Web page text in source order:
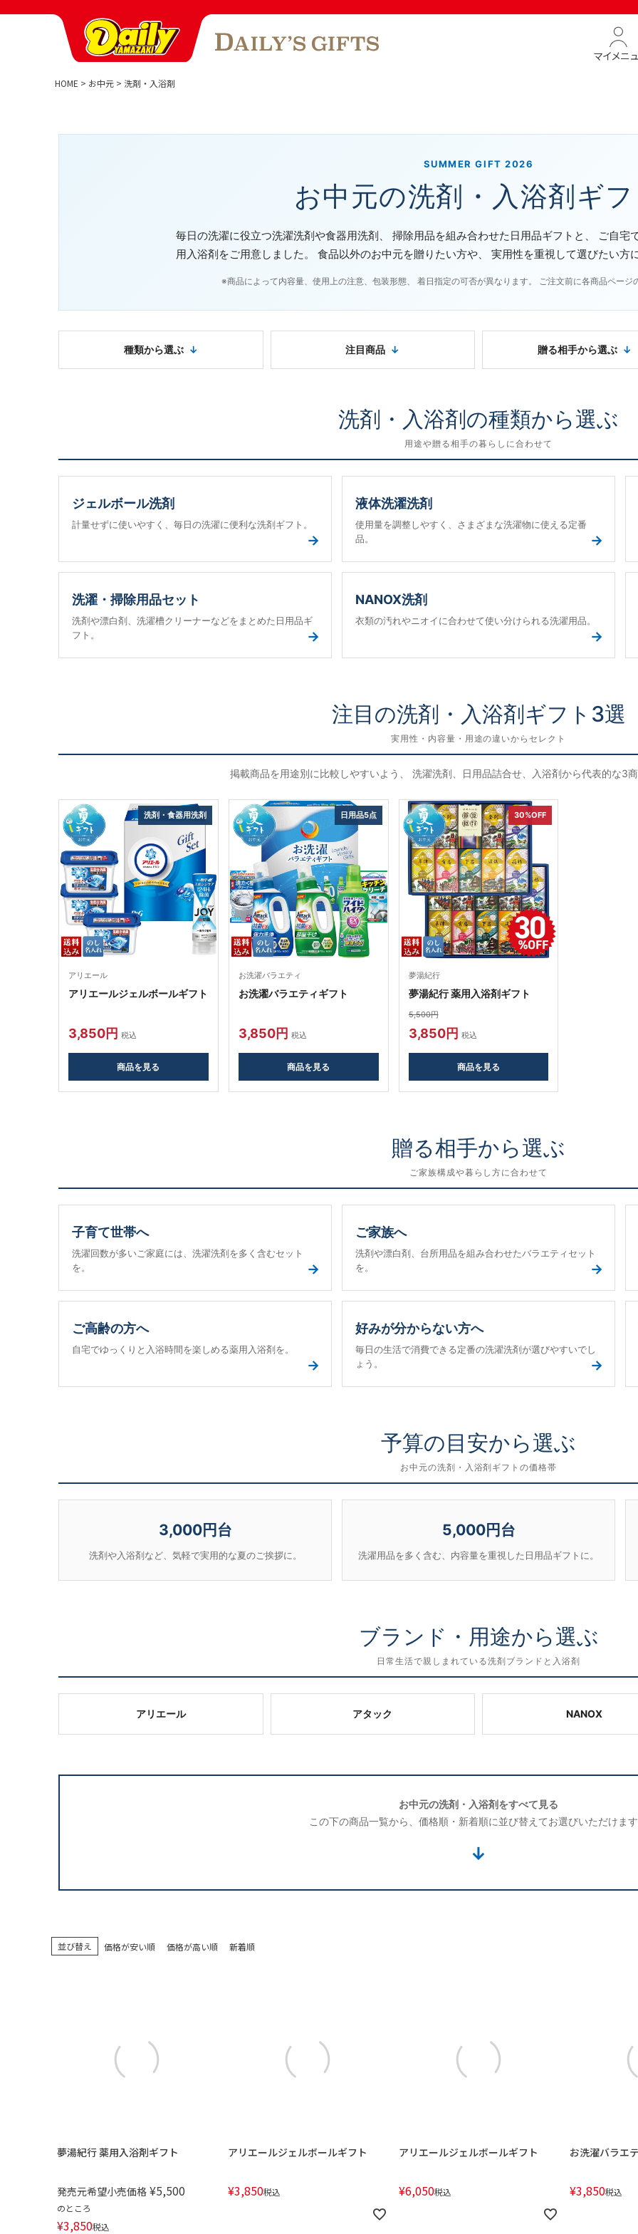
マイメニ
HOME お中元 洗剤・入浴剤
SUMMER GIFT 2026
お中元の洗剤・入浴剤ギフ
毎日の洗濯に役立つ洗濯洗剤や食器用洗剤、 掃除用品を組み合わせた日用品ギフトと、 ご自宅
用入浴剤をご用意しました。 食品以外のお中元を贈りたい方や、 実用性を重視して選びたい方
※商品によって内容量、使用上の注意、包装形態、 着日指定の可否が異なります。 ご注文前に各商品ページ
種類から選ぶ 注目商品 贈る相手から選ぶ
洗剤・入浴剤の種類から選ぶ
用途や贈る相手の暮らしに合わせて
ジェルボール洗剤
計量せずに使いやすく、毎日の洗濯に便利な洗剤ギフト。
→
液体洗濯洗剤
使用量を調整しやすく、さまざまな洗濯物に使える定番
品。
→
洗濯・掃除用品セット
洗剤や漂白剤、洗濯槽クリーナーなどをまとめた日用品ギ
フト。
→
NANOX洗剤
衣類の汚れやニオイに合わせて使い分けられる洗濯用品。
→
注目の洗剤・入浴剤ギフト3選
実用性・内容量・用途の違いからセレクト
掲載商品を用途別に比較しやすいよう、 洗濯洗剤、日用品詰合せ、入浴剤から代表的な3商
洗剤・食器用洗剤
アリエール
アリエールジェルボールギフト
3,850円 税込
商品を見る
日用品5点
お洗濯バラエティ
お洗濯バラエティギフト
3,850円 税込
商品を見る
30%OFF
夢湯紀行
夢湯紀行 薬用入浴剤ギフト
5,500円
3,850円 税込
商品を見る
贈る相手から選ぶ
ご家族構成や暮らし方に合わせて
子育て世帯へ
洗濯回数が多いご家庭には、洗濯洗剤を多く含むセット
を。
→
ご家族へ
洗剤や漂白剤、台所用品を組み合わせたバラエティセット
を。
→
ご高齢の方へ
自宅でゆっくりと入浴時間を楽しめる薬用入浴剤を。
→
好みが分からない方へ
毎日の生活で消費できる定番の洗濯洗剤が選びやすいでし
ょう。
→
予算の目安から選ぶ
お中元の洗剤・入浴剤ギフトの価格帯
3,000円台
洗剤や入浴剤など、気軽で実用的な夏のご挨拶に。
5,000円台
洗濯用品を多く含む、内容量を重視した日用品ギフトに。
ブランド・用途から選ぶ
日常生活で親しまれている洗剤ブランドと入浴剤
アリエール アタック NANOX
お中元の洗剤・入浴剤をすべて見る
この下の商品一覧から、価格順・新着順に並び替えてお選びいただけます
↓
並び替え 価格が安い順 価格が高い順 新着順
夢湯紀行 薬用入浴剤ギフト
発売元希望小売価格 ¥5,500
のところ
¥3,850税込
アリエールジェルボールギフト
¥3,850税込
アリエールジェルボールギフト
¥6,050税込
お洗濯バラエ
¥3,850税込